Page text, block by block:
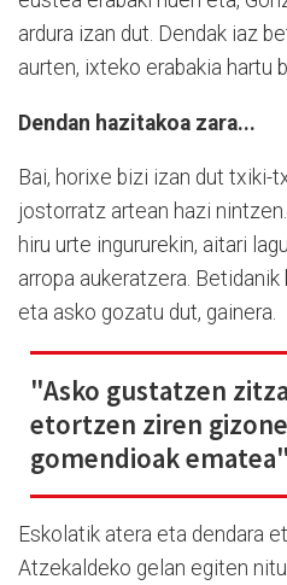
ardura izan dut. Dendak iaz
aurten, ixteko erabakia hartu
Dendan hazitakoa zara...
Bai, horixe bizi izan dut txiki-
jostorratz artean hazi
hiru urte ingururekin, aitari
arropa aukeratzera.
eta asko gozatu dut, gainera.
"Asko gustatzen
etortzen ziren
gomendioak ematea"
Eskolatik atera eta dendara
Atzekaldeko gelan egiten